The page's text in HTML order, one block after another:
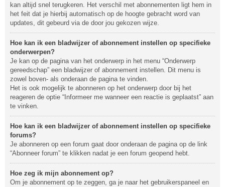
kan altijd snel terugkeren. Het verschil met abonnementen ligt hem in
het feit dat je hierbij automatisch op de hoogte gebracht word van
updates, dit gebeurd via de door jou gekozen wijze.
Hoe kan ik een bladwijzer of abonnement instellen op specifieke
onderwerpen?
Je kan op de pagina van het onderwerp in het menu “Onderwerp
gereedschap” een bladwijzer of abonnement instellen. Dit menu is
zowel boven- als onderaan de pagina te vinden.
Het is ook mogelijk te abonneren op het onderwerp door bij het
reageren de optie “Informeer me wanneer een reactie is geplaatst” aan
te vinken.
Hoe kan ik een bladwijzer of abonnement instellen op specifieke
forums?
Je abonneren op een forum gaat door onderaan de pagina op de link
“Abonneer forum” te klikken nadat je een forum geopend hebt.
Hoe zeg ik mijn abonnement op?
Om je abonnement op te zeggen, ga je naar het gebruikerspaneel en